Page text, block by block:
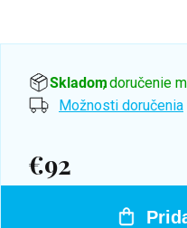
Skladom, doručenie
Možnosti doručenia
€92
Jednotková